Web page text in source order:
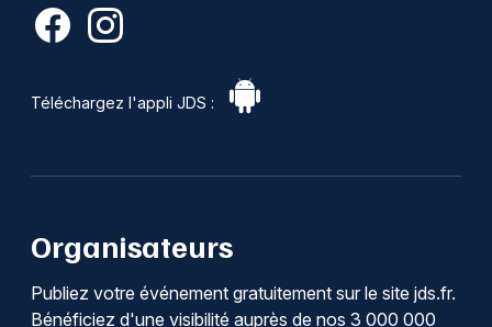
Téléchargez l'appli JDS :
Organisateurs
Publiez votre événement gratuitement sur le site jds.fr.
Bénéficiez d'une visibilité auprès de nos 3 000 000